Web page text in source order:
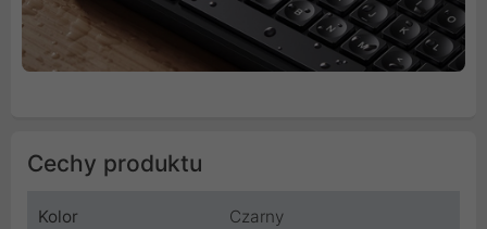
Cechy produktu
Kolor Czarny